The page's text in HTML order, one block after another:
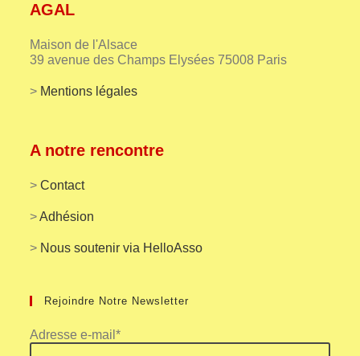
AGAL
Maison de l'Alsace
39 avenue des Champs Elysées 75008 Paris
> Mentions légales
A notre rencontre
>Contact
>Adhésion
> Nous soutenir via HelloAsso
Rejoindre Notre Newsletter
Adresse e-mail*